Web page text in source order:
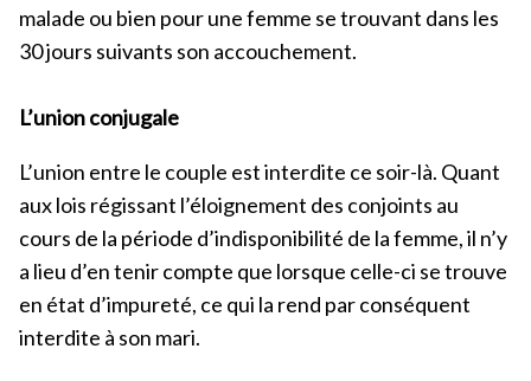
malade ou bien pour une femme se trouvant dans les
30 jours suivants son accouchement.
L’union conjugale
L’union entre le couple est interdite ce soir-là. Quant
aux lois régissant l’éloignement des conjoints au
cours de la période d’indisponibilité de la femme, il n’y
a lieu d’en tenir compte que lorsque celle-ci se trouve
en état d’impureté, ce qui la rend par conséquent
interdite à son mari.